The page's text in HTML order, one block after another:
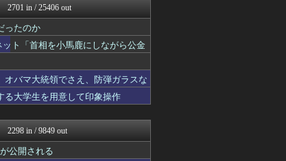
軍事・ミリタリー速報☆彡
まとめもりー｜2c...
識的に考えた
そパンNEWS
難にあってもの申す！！
想ちゃんねる
｀ω´)＜国家総動...
1 NEWS.
識的に考えた
事・ミリタリー速報☆彡
/)；｀ω´)＜国家総動...
せまと！
とめたニュース
2701 in / 25406 out
ったのか
ト「首相を小馬鹿にしながら公金
オバマ大統領でさえ、防弾ガラスな
る大学生を用意して印象操作
2298 in / 9849 out
公開される